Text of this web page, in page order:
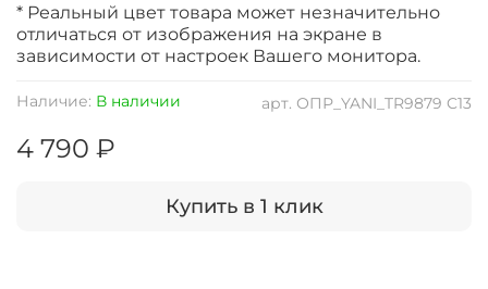
арт. ОПР_YANI_TR9879 C13
Наличие: В наличии
4 790 ₽
Купить в 1 клик
* Реальный цвет товара может незначительно
отличаться от изображения на экране в
зависимости от настроек Вашего монитора.